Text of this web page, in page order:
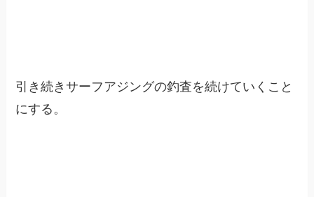
引き続きサーフアジングの釣査を続けていくこと
にする。